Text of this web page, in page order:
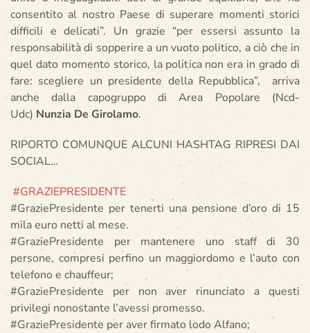
consentito al nostro Paese di superare momenti storici
difficili e delicati”. Un grazie “per essersi assunto la
responsabilità di sopperire a un vuoto politico, a ciò che in
quel dato momento storico, la politica non era in grado di
fare: scegliere un presidente della Repubblica”, arriva
anche dalla capogruppo di Area Popolare (Ncd-
Udc) Nunzia De Girolamo.
RIPORTO COMUNQUE ALCUNI HASHTAG RIPRESI DAI
SOCIAL…
#GRAZIEPRESIDENTE
#GraziePresidente per tenerti una pensione d’oro di 15
mila euro netti al mese.
#GraziePresidente per mantenere uno staff di 30
persone, compresi perfino un maggiordomo e l’auto con
telefono e chauffeur;
#GraziePresidente per non aver rinunciato a questi
privilegi nonostante l’avessi promesso.
#GraziePresidente per aver firmato lodo Alfano;